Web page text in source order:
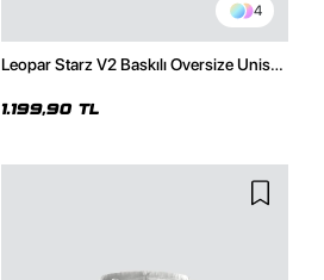
4
Leopar Starz V2 Baskılı Oversize Unisex
1.199,90 TL